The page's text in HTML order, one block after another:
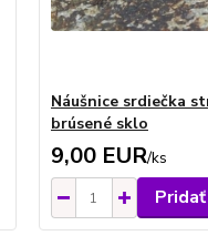
Náušnice srdiečka
brúsené sklo
9,00 EUR/ks